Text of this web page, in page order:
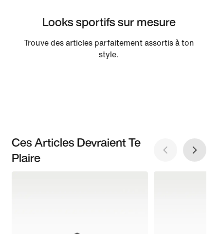
Looks sportifs sur mesure
Trouve des articles parfaitement assortis à ton
style.
Ces Articles Devraient Te
Plaire